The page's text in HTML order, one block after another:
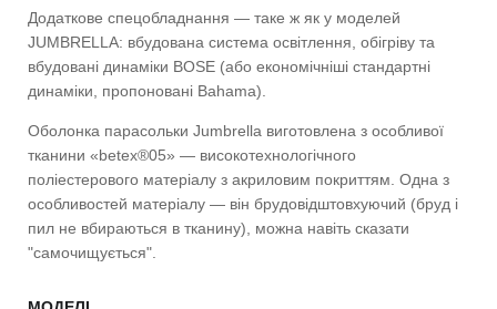
Додаткове спецобладнання — таке ж як у моделей
JUMBRELLA: вбудована система освітлення, обігріву та
вбудовані динаміки BOSE (або економічніші стандартні
динаміки, пропоновані Bahama).
Оболонка парасольки Jumbrella виготовлена з особливої
тканини «betex®05» — високотехнологічного
поліестерового матеріалу з акриловим покриттям. Одна з
особливостей матеріалу — він брудовідштовхуючий (бруд і
пил не вбираються в тканину), можна навіть сказати
"самочищується".